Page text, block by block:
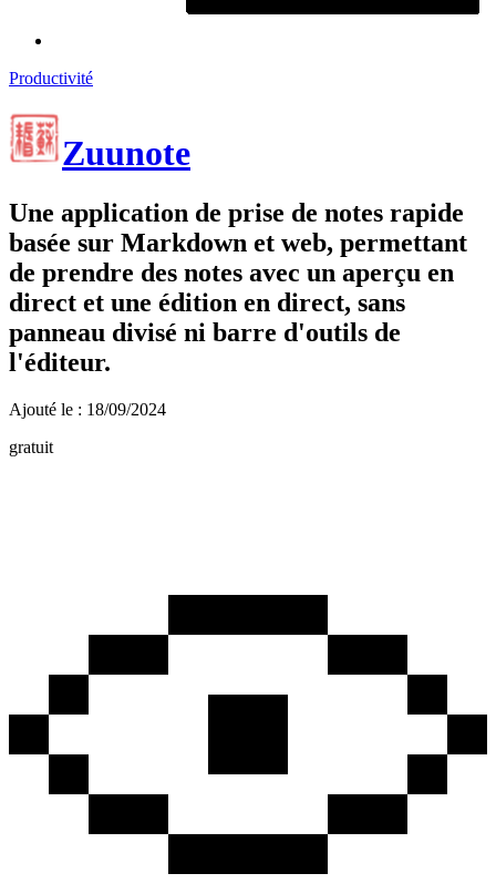
Productivité
Zuunote
Une application de prise de notes rapide
basée sur Markdown et web, permettant
de prendre des notes avec un aperçu en
direct et une édition en direct, sans
panneau divisé ni barre d'outils de
l'éditeur.
Ajouté le : 18/09/2024
gratuit